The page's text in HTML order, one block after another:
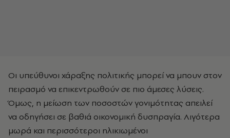
Οι υπεύθυνοι χάραξης πολιτικής μπορεί να μπουν στον
πειρασμό να επικεντρωθούν σε πιο άμεσες λύσεις.
Όμως, η μείωση των ποσοστών γονιμότητας απειλεί
να οδηγήσει σε βαθιά οικονομική δυσπραγία. Λιγότερα
μωρά και περισσότεροι ηλικιωμένοι